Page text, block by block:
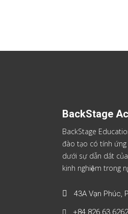
BackStage
BackStage
đào tạo có tính
dưới sự dẫn dắt
kinh nghiệm trong
43A Vạn Phúc,
+84 826 63 6262